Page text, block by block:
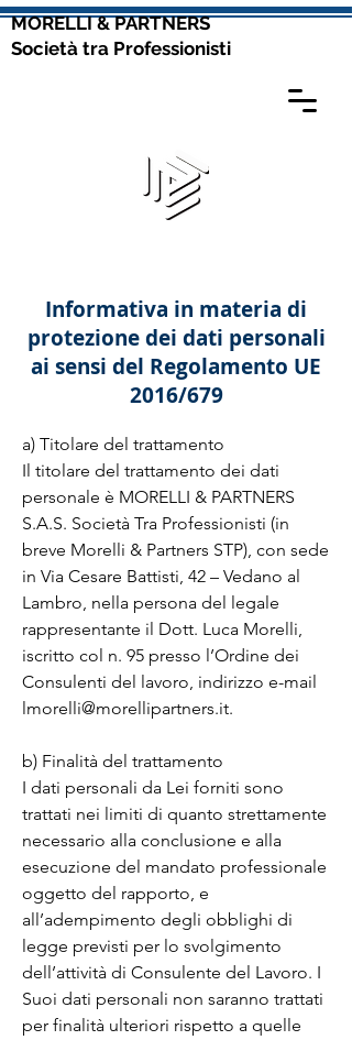
MORELLI & PARTNERS
Società tra Professionisti
Informativa in materia di
protezione dei dati personali
ai sensi del Regolamento UE
2016/679
a) Titolare del trattamento
Il titolare del trattamento dei dati
personale è MORELLI & PARTNERS
S.A.S. Società Tra Professionisti (in
breve Morelli & Partners STP), con sede
in Via Cesare Battisti, 42 – Vedano al
Lambro, nella persona del legale
rappresentante il Dott. Luca Morelli,
iscritto col n. 95 presso l’Ordine dei
Consulenti del lavoro, indirizzo e-mail
lmorelli@morellipartners.it.
b) Finalità del trattamento
I dati personali da Lei forniti sono
trattati nei limiti di quanto strettamente
necessario alla conclusione e alla
esecuzione del mandato professionale
oggetto del rapporto, e
all’adempimento degli obblighi di
legge previsti per lo svolgimento
dell’attività di Consulente del Lavoro. I
Suoi dati personali non saranno trattati
per finalità ulteriori rispetto a quelle